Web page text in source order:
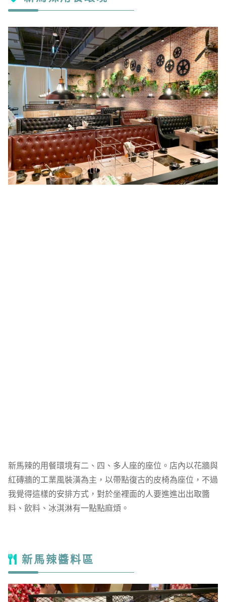
新馬辣的用餐環境有二、四、多人座的座位。店內以花牆與
紅磚牆的工業風裝潢為主，以帶點復古的皮椅為座位，不過
我覺得這樣的安排方式，對於坐裡面的人要進進出出取醬
料、飲料、冰淇淋有一點點麻煩。
新馬辣醬料區